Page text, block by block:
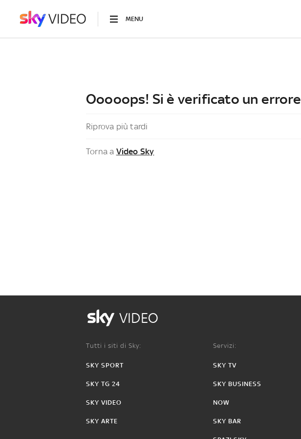
MENU
Ooooops! Si è verificato un errore
Riprova più tardi
Torna a Video Sky
VIDEO
Tutti i siti di Sky:
SKY SPORT
SKY TG 24
SKY VIDEO
SKY ARTE
Servizi:
SKY TV
SKY BUSINESS
NOW
SKY BAR